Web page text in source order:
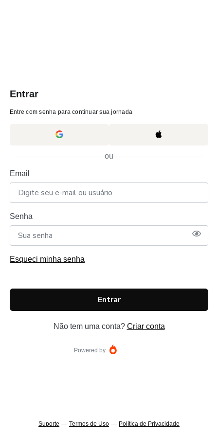
Entrar
Entre com senha para continuar sua jornada
ou
Email
Senha
Esqueci minha senha
Entrar
Não tem uma conta? Criar conta
Powered by
Suporte — Termos de Uso — Política de Privacidade